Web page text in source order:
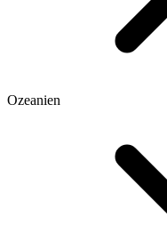
Ozeanien